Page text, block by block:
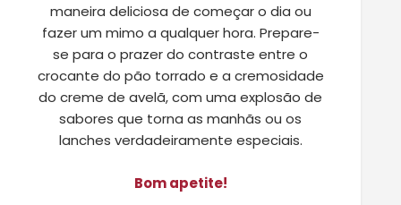
maneira deliciosa de começar o dia ou
fazer um mimo a qualquer hora. Prepare-
se para o prazer do contraste entre o
crocante do pão torrado e a cremosidade
do creme de avelã, com uma explosão de
sabores que torna as manhãs ou os
lanches verdadeiramente especiais.
Bom apetite!